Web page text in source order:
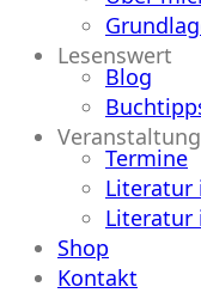
Lesenswert
Blog
Termine
Literatur
Literatur
Shop
Kontakt